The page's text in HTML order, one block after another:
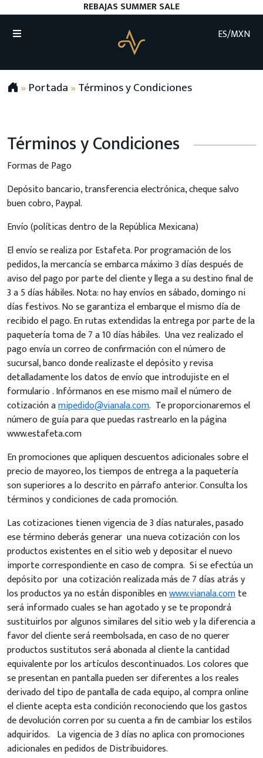
REBAJAS SUMMER SALE
ES/MXN
»Portada»Términos y Condiciones
Términos y Condiciones
Formas de Pago
Depósito bancario, transferencia electrónica, cheque salvo
buen cobro, Paypal.
Envío (políticas dentro de la República Mexicana)
El envío se realiza por Estafeta. Por programación de los
pedidos, la mercancía se embarca máximo 3 días después de
aviso del pago por parte del cliente y llega a su destino final de
3 a 5 días hábiles. Nota: no hay envíos en sábado, domingo ni
días festivos. No se garantiza el embarque el mismo día de
recibido el pago. En rutas extendidas la entrega por parte de la
paquetería toma de 7 a 10 días hábiles. Una vez realizado el
pago envía un correo de confirmación con el número de
sucursal, banco donde realizaste el depósito y revisa
detalladamente los datos de envío que introdujiste en el
formulario . Infórmanos en ese mismo mail el número de
cotización amipedido@vianala.com. Te proporcionaremos el
número de guía para que puedas rastrearlo en la página
www.estafeta.com
En promociones que apliquen descuentos adicionales sobre el
precio de mayoreo, los tiempos de entrega a la paquetería
son superiores a lo descrito en párrafo anterior. Consulta los
términos y condiciones de cada promoción.
Las cotizaciones tienen vigencia de 3 días naturales, pasado
ese término deberás generar una nueva cotización con los
productos existentes en el sitio web y depositar el nuevo
importe correspondiente en caso de compra. Si se efectúa un
depósito por una cotización realizada más de 7 días atrás y
los productos ya no están disponibles enwww.vianala.comte
será informado cuales se han agotado y se te propondrá
sustituirlos por algunos similares del sitio web y la diferencia a
favor del cliente será reembolsada, en caso de no querer
productos sustitutos será abonada al cliente la cantidad
equivalente por los artículos descontinuados. Los colores que
se presentan en pantalla pueden ser diferentes a los reales
derivado del tipo de pantalla de cada equipo, al compra online
el cliente acepta esta condición reconociendo que los gastos
de devolución corren por su cuenta a fin de cambiar los estilos
adquiridos. La vigencia de 3 días no aplica con promociones
adicionales en pedidos de Distribuidores.